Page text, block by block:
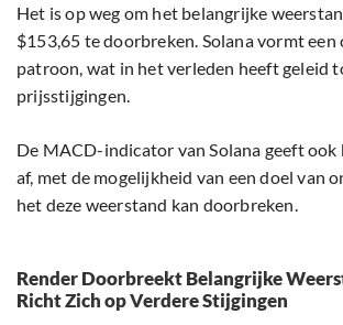
Het is op weg om het belangrijke
$153,65 te doorbreken. Solana vormt
patroon, wat in het verleden heeft geleid
prijsstijgingen.
De MACD-indicator van Solana geeft ook
af, met de mogelijkheid van een doel van
het deze weerstand kan doorbreken.
Render Doorbreekt Belangrijke
Richt Zich op Verdere Stijgingen